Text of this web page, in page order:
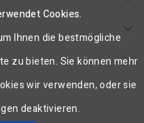



Cookies.
Ihnen die bestmögliche
zu bieten. Sie können mehr
wir verwenden, oder sie
deaktivieren.